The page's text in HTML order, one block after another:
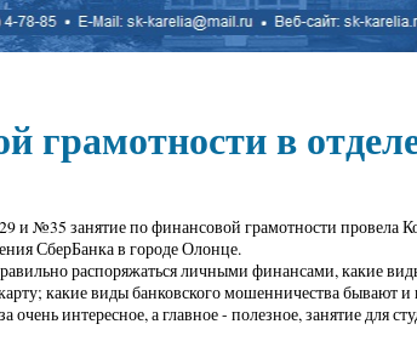
грамотности в
и №35 занятие по финансовой грамотности провела
СберБанка в городе Олонце.
распоряжаться личными финансами, какие
какие виды банковского мошенничества бывают
интересное, а главное - полезное, занятие для